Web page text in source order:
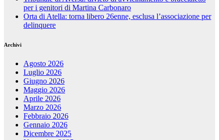
per i genitori di Martina Carbonaro
Orta di Atella: torna libero 26enne, esclusa l’associazione per
delinquere
Archivi
Agosto 2026
Luglio 2026
Giugno 2026
Maggio 2026
Aprile 2026
Marzo 2026
Febbraio 2026
Gennaio 2026
Dicembre 2025